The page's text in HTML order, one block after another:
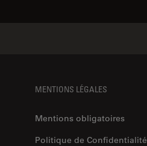
MENTIONS LÉGALES
Mentions obligatoires
Politique de Confidentialité